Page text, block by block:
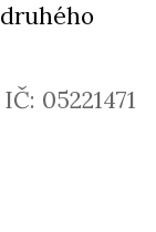
05221471